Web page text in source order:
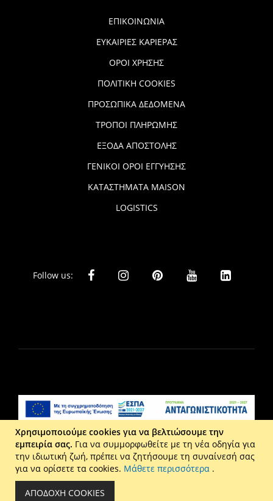
ΕΠΙΚΟΙΝΩΝΙΑ
ΕΥΚΑΙΡΙΕΣ ΚΑΡΙΕΡΑΣ
ΟΡΟΙ ΧΡΗΣΗΣ
ΠΟΛΙΤΙΚΗ COOKIES
ΠΡΟΣΩΠΙΚΑ ΔΕΔΟΜΕΝΑ
ΤΡΟΠΟΙ ΠΛΗΡΩΜΗΣ
ΕΞΟΔΑ ΑΠΟΣΤΟΛΗΣ
ΓΕΝΙΚΟΙ ΟΡΟΙ ΕΓΓΥΗΣΗΣ
ΚΑΤΑΣΤΗΜΑΤΑ MAISON
LOGISTICS
Follow us:
Liberta Ε.Π.Ε. - Τ: 2610 201 800 - Ε: eshop@maison.gr -
Γ.Ε.ΜΗ : 036110316000
Copyright © 2026 Maison. All rights reserved.
Χρησιμοποιούμε cookies για να βελτιώσουμε την
εμπειρία σας. Για να συμμορφωθείτε με τη νέα οδηγία για
την ιδιωτική ζωή, πρέπει να ζητήσουμε τη συναίνεσή σας
για να ορίσετε τα cookies. Μάθετε περισσότερα .
ΑΠΟΔΟΧΉ COOKIES